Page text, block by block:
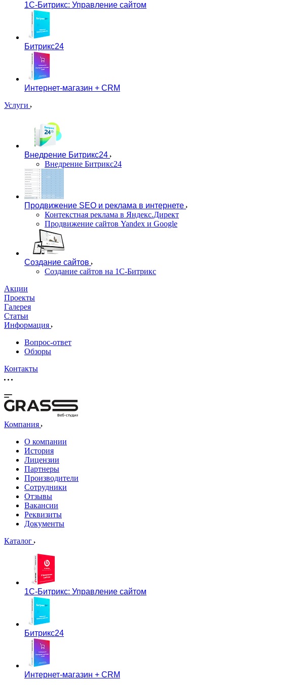
1С-Битрикс: Управление сайтом
Битрикс24
Интернет-магазин + CRM
Услуги
Внедрение Битрикс24
Внедрение Битрикс24
Продвижение SEO и реклама в интернете
Контекстная реклама в Яндекс.Директ
Продвижение сайтов Yandex и Google
Создание сайтов
Создание сайтов на 1С-Битрикс
Акции
Проекты
Галерея
Статьи
Информация
Вопрос-ответ
Обзоры
Контакты
Веб-студия
Компания
О компании
История
Лицензии
Партнеры
Производители
Сотрудники
Отзывы
Вакансии
Реквизиты
Документы
Каталог
1С-Битрикс: Управление сайтом
Битрикс24
Интернет-магазин + CRM